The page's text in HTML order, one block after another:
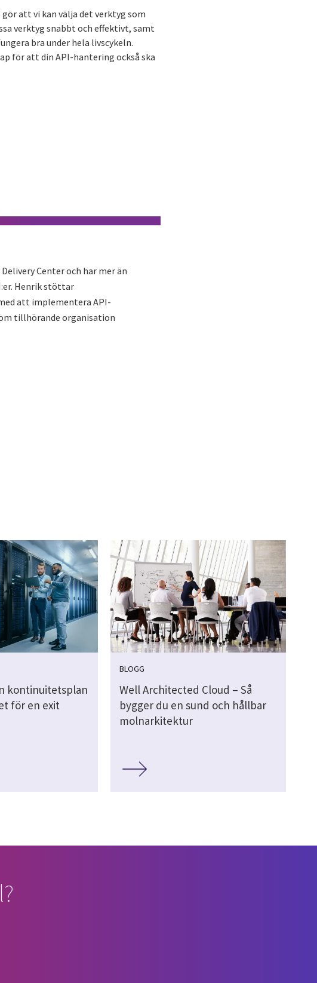
att vi kan välja det verktyg som
verktyg snabbt och effektivt, samt
bra under hela livscykeln.
för att din API-hantering också ska
Center och har mer än
Henrik stöttar
att implementera API-
tillhörande organisation
kontinuitetsplan
för en exit
BLOGG
Well Architected Cloud – Så
bygger du en sund och hållbar
molnarkitektur